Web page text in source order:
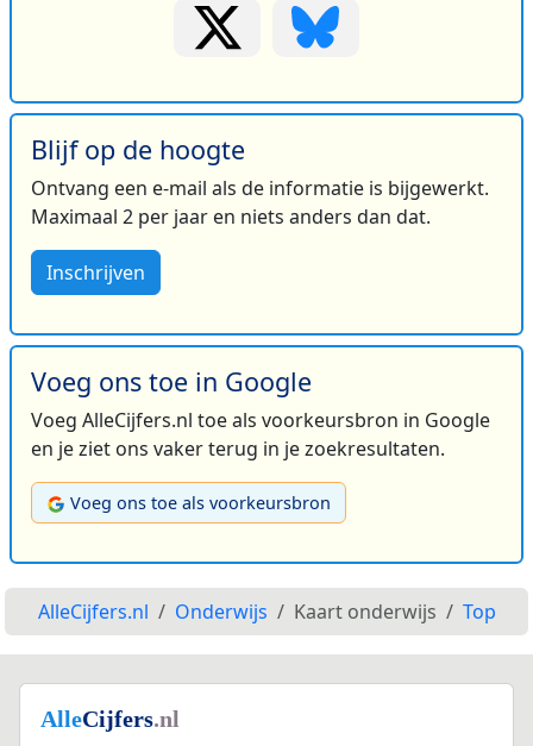
Blijf op de hoogte
Ontvang een e-mail als de informatie is bijgewerkt.
Maximaal 2 per jaar en niets anders dan dat.
Inschrijven
Voeg ons toe in Google
Voeg AlleCijfers.nl toe als voorkeursbron in Google
en je ziet ons vaker terug in je zoekresultaten.
Voeg ons toe als voorkeursbron
AlleCijfers.nl Onderwijs Kaart onderwijs Top